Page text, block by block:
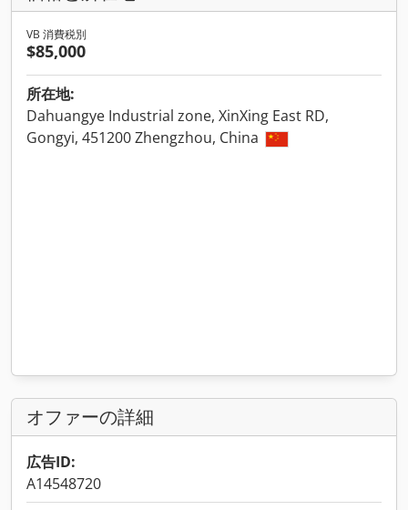
VB 消費税別
$85,000
所在地:
Dahuangye Industrial zone, XinXing East RD,
Gongyi, 451200 Zhengzhou, China
オファーの詳細
広告ID:
A14548720